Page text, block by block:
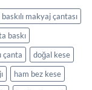
baskılı makyaj çantası
baskı
çanta
doğal kese
ham bez kese